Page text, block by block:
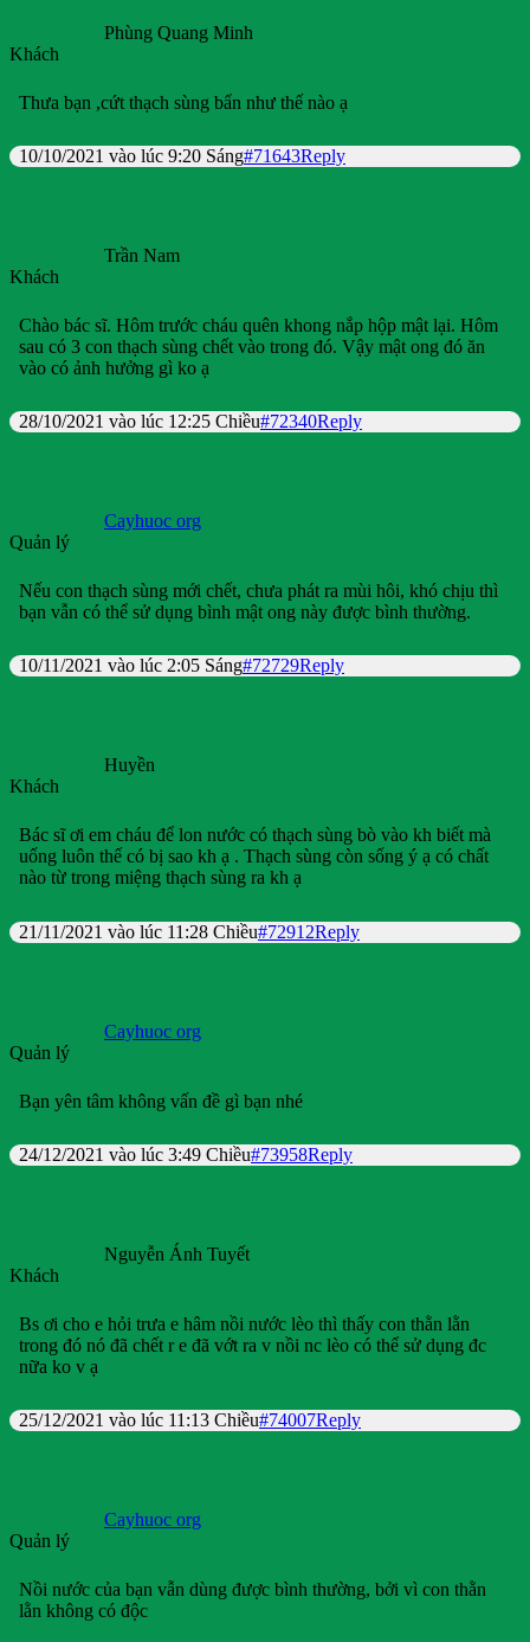
Phùng Quang Minh
Khách
Thưa bạn ,cứt thạch sùng bẩn như thế nào ạ
10/10/2021 vào lúc 9:20 Sáng#71643Reply
Trần Nam
Khách
Chào bác sĩ. Hôm trước cháu quên khong nắp hộp mật lại. Hôm
sau có 3 con thạch sùng chết vào trong đó. Vậy mật ong đó ăn
vào có ảnh hưởng gì ko ạ
28/10/2021 vào lúc 12:25 Chiều#72340Reply
Cayhuoc org
Quản lý
Nếu con thạch sùng mới chết, chưa phát ra mùi hôi, khó chịu thì
bạn vẫn có thể sử dụng bình mật ong này được bình thường.
10/11/2021 vào lúc 2:05 Sáng#72729Reply
Huyền
Khách
Bác sĩ ơi em cháu để lon nước có thạch sùng bò vào kh biết mà
uống luôn thế có bị sao kh ạ . Thạch sùng còn sống ý ạ có chất
nào từ trong miệng thạch sùng ra kh ạ
21/11/2021 vào lúc 11:28 Chiều#72912Reply
Cayhuoc org
Quản lý
Bạn yên tâm không vấn đề gì bạn nhé
24/12/2021 vào lúc 3:49 Chiều#73958Reply
Nguyễn Ánh Tuyết
Khách
Bs ơi cho e hỏi trưa e hâm nồi nước lèo thì thấy con thằn lằn
trong đó nó đã chết r e đã vớt ra v nồi nc lèo có thể sử dụng đc
nữa ko v ạ
25/12/2021 vào lúc 11:13 Chiều#74007Reply
Cayhuoc org
Quản lý
Nồi nước của bạn vẫn dùng được bình thường, bởi vì con thằn
lằn không có độc